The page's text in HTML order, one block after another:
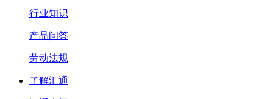
行业知识
产品问答
劳动法规
了解汇通